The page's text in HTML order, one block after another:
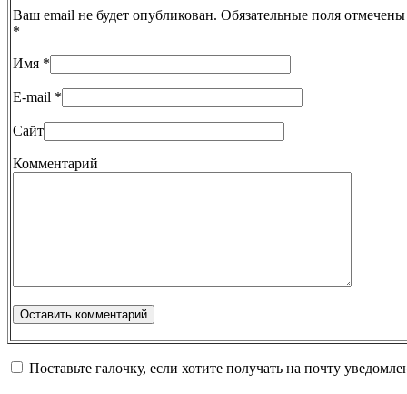
Ваш email не будет опубликован. Обязательные поля отмечены
*
Имя *
E-mail *
Сайт
Комментарий
Поставьте галочку, если хотите получать на почту